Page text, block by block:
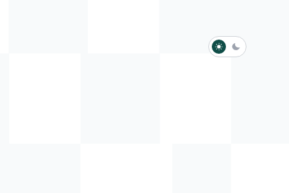
淺色模式
深色模式